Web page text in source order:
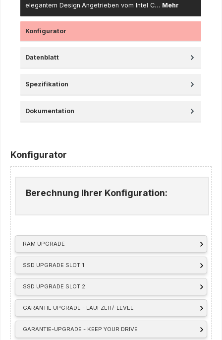
elegantem Design.Angetrieben vom Intel C… Mehr
Konfigurator
Datenblatt
Spezifikation
Dokumentation
Konfigurator
RAM UPGRADE
SSD UPGRADE SLOT 1
SSD UPGRADE SLOT 2
GARANTIE UPGRADE - LAUFZEIT/-LEVEL
GARANTIE-UPGRADE - KEEP YOUR DRIVE
Berechnung Ihrer Konfiguration: